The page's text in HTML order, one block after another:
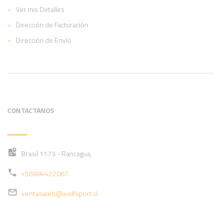
Ver mis Detalles
Dirección de Facturación
Dirección de Envío
CONTACTANOS
Brasil 1173 - Rancagua,
+56994422067
ventasweb@wolfsport.cl